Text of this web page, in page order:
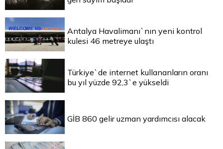
Antalya Havalimanı`nın yeni kontrol
kulesi 46 metreye ulaştı
Türkiye`de internet kullananların oranı
bu yıl yüzde 92,3`e yükseldi
GİB 860 gelir uzman yardımcısı alacak